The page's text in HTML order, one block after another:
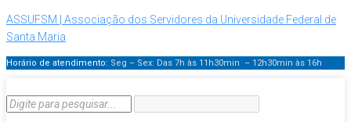
ASSUFSM | Associação dos Servidores da Universidade Federal de
Santa Maria
Horário de atendimento: Seg – Sex: Das 7h às 11h30min – 12h30min às 16h